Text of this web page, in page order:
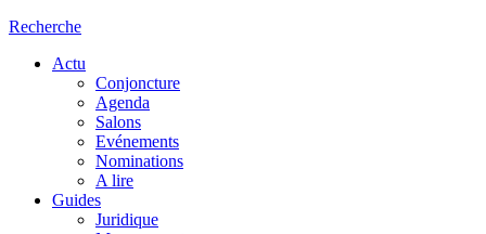
Recherche
Actu
Conjoncture
Agenda
Salons
Evénements
Nominations
A lire
Guides
Juridique